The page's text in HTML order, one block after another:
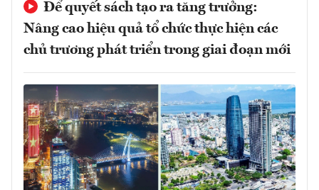
Để quyết sách tạo ra tăng trưởng:
Nâng cao hiệu quả tổ chức thực hiện các
chủ trương phát triển trong giai đoạn mới